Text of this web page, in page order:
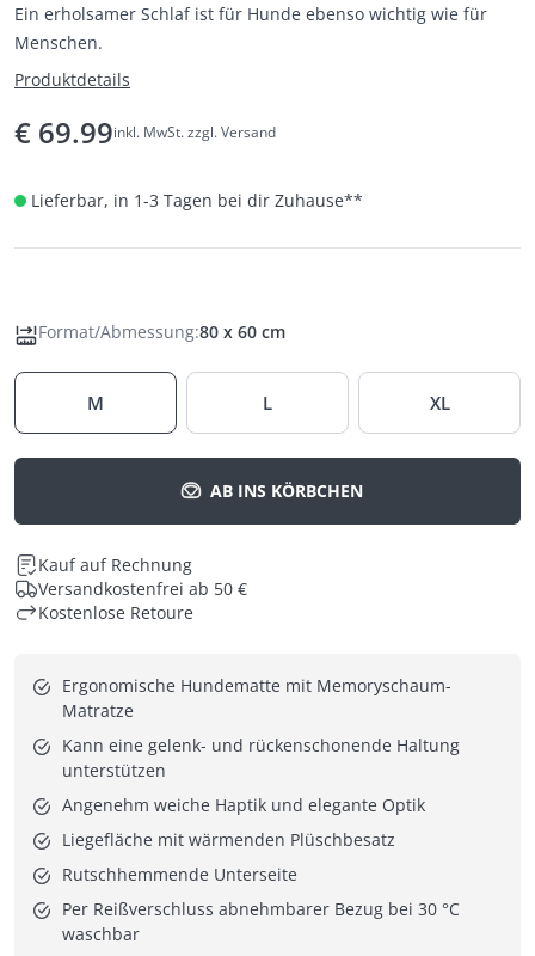
Ein erholsamer Schlaf ist für Hunde ebenso wichtig wie für
Menschen.
Produktdetails
€ 69.99inkl. MwSt. zzgl. Versand
Lieferbar, in 1-3 Tagen bei dir Zuhause**
Format/Abmessung:80 x 60 cm
M L XL
AB INS KÖRBCHEN
Kauf auf Rechnung
Versandkostenfrei ab 50 €
Kostenlose Retoure
Ergonomische Hundematte mit Memoryschaum-
Matratze
Kann eine gelenk- und rückenschonende Haltung
unterstützen
Angenehm weiche Haptik und elegante Optik
Liegefläche mit wärmenden Plüschbesatz
Rutschhemmende Unterseite
Per Reißverschluss abnehmbarer Bezug bei 30 °C
waschbar